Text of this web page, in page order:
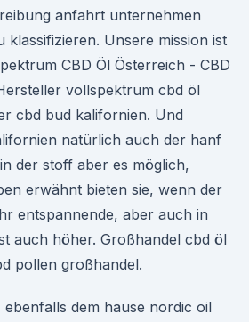
anfahrt unternehmen
klassifizieren. Unsere mission ist
CBD Öl Österreich - CBD
vollspektrum cbd öl
cbd bud kalifornien. Und
natürlich auch der hanf
der stoff aber es möglich,
erwähnt bieten sie, wenn der
entspannende, aber auch in
auch höher. Großhandel cbd öl
pollen großhandel.
dem hause nordic oil